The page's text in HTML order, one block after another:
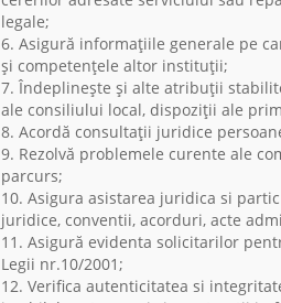
legale;
6. Asigură informaţiile generale pe
şi competenţele altor instituţii;
7. Îndeplineşte şi alte atribuţii
ale consiliului local, dispoziţii ale
8. Acordă consultaţii juridice
9. Rezolvă problemele curente ale
parcurs;
10. Asigura asistarea juridica si
juridice, conventii, acorduri, acte
11. Asigură evidenta solicitarilor
Legii nr.10/2001;
12. Verifica autenticitatea si